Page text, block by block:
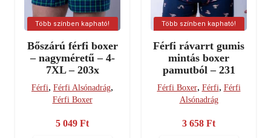
Több színben kapható!
Bőszárú férfi boxer
– nagyméretű – 4-
7XL – 203x
Férfi, Férfi Alsónadrág,
Férfi Boxer
5 049 Ft
Több színben kapható!
Férfi rávarrt gumis
mintás boxer
pamutból – 231
Férfi Boxer, Férfi, Férfi
Alsónadrág
3 658 Ft